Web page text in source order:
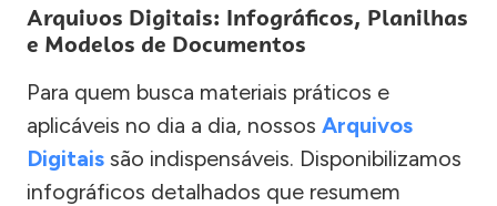
Arquivos Digitais: Infográficos, Planilhas
e Modelos de Documentos
Para quem busca materiais práticos e
aplicáveis no dia a dia, nossos Arquivos
Digitais são indispensáveis. Disponibilizamos
infográficos detalhados que resumem